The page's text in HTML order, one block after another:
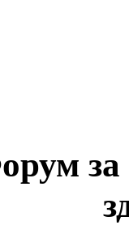
за